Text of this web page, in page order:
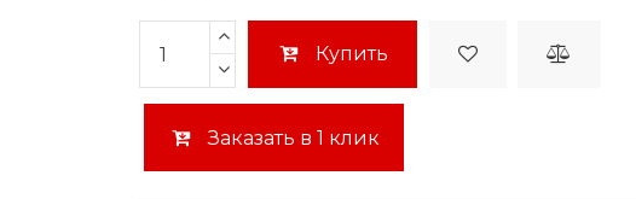
Купить
Заказать в 1 клик